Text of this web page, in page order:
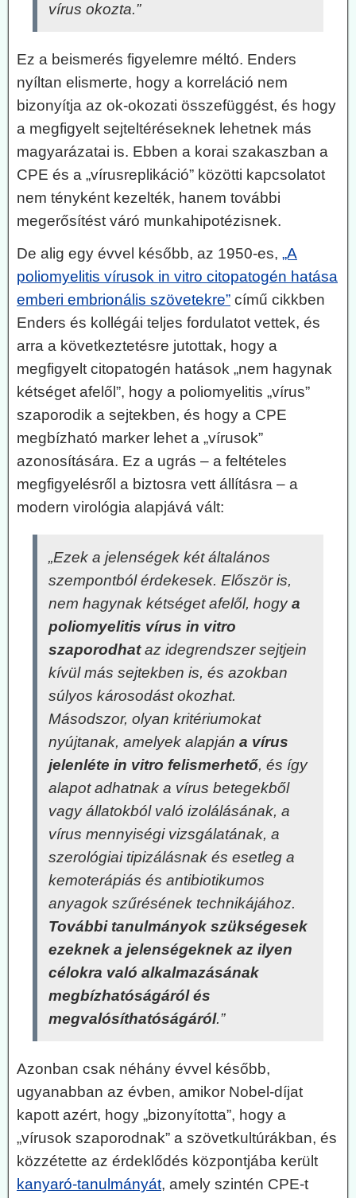
vírus okozta.”
Ez a beismerés figyelemre méltó. Enders
nyíltan elismerte, hogy a korreláció nem
bizonyítja az ok-okozati összefüggést, és hogy
a megfigyelt sejteltéréseknek lehetnek más
magyarázatai is. Ebben a korai szakaszban a
CPE és a „vírusreplikáció” közötti kapcsolatot
nem tényként kezelték, hanem további
megerősítést váró munkahipotézisnek.
De alig egy évvel később, az 1950-es, „A
poliomyelitis vírusok in vitro citopatogén hatása
emberi embrionális szövetekre” című cikkben
Enders és kollégái teljes fordulatot vettek, és
arra a következtetésre jutottak, hogy a
megfigyelt citopatogén hatások „nem hagynak
kétséget afelől”, hogy a poliomyelitis „vírus”
szaporodik a sejtekben, és hogy a CPE
megbízható marker lehet a „vírusok”
azonosítására. Ez a ugrás – a feltételes
megfigyelésről a biztosra vett állításra – a
modern virológia alapjává vált:
„Ezek a jelenségek két általános
szempontból érdekesek. Először is,
nem hagynak kétséget afelől, hogya
poliomyelitis vírus in vitro
szaporodhataz idegrendszer sejtjein
kívül más sejtekben is, és azokban
súlyos károsodást okozhat.
Másodszor, olyan kritériumokat
nyújtanak, amelyek alapján a vírus
jelenléte in vitro felismerhető, és így
alapot adhatnak a vírus betegekből
vagy állatokból való izolálásának, a
vírus mennyiségi vizsgálatának, a
szerológiai tipizálásnak és esetleg a
kemoterápiás és antibiotikumos
anyagok szűrésének technikájához.
További tanulmányok szükségesek
ezeknek a jelenségeknek az ilyen
célokra való alkalmazásának
megbízhatóságáról és
megvalósíthatóságáról.”
Azonban csak néhány évvel később,
ugyanabban az évben, amikor Nobel-díjat
kapott azért, hogy „bizonyította”, hogy a
„vírusok szaporodnak” a szövetkultúrákban, és
közzétette az érdeklődés központjába került
kanyaró-tanulmányát, amely szintén CPE-t